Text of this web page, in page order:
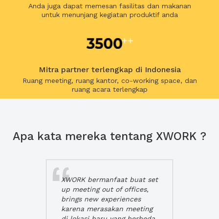
Anda juga dapat memesan fasilitas dan makanan
untuk menunjang kegiatan produktif anda
Mitra partner terlengkap di Indonesia
Ruang meeting, ruang kantor, co-working space, dan
ruang acara terlengkap
Apa kata mereka tentang XWORK ?
XWORK bermanfaat buat set
up meeting out of offices,
brings new experiences
karena merasakan meeting